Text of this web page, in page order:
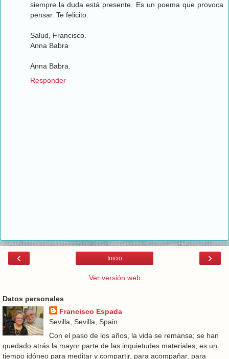
siempre la duda está presente. Es un poema que provoca
pensar. Te felicito.
Salud, Francisco.
Anna Babra
Anna Babra.
Responder
‹ ›
Inicio
Ver versión web
Datos personales
Francisco Espada
Sevilla, Sevilla, Spain
Con el paso de los años, la vida se remansa; se han
quedado atrás la mayor parte de las inquietudes materiales; es un
tiempo idóneo para meditar y compartir, para acompañar, para